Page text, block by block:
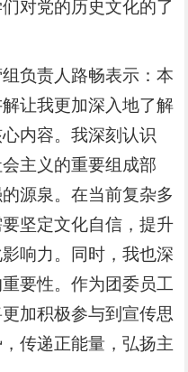
对党的历史文化的了
负责人路畅表示：本
让我更加深入地了解
内容。我深刻认识
主义的重要组成部
源泉。在当前复杂多
坚定文化自信，提升
响力。同时，我也深
要性。作为团委员工
加积极参与到宣传思
传递正能量，弘扬主